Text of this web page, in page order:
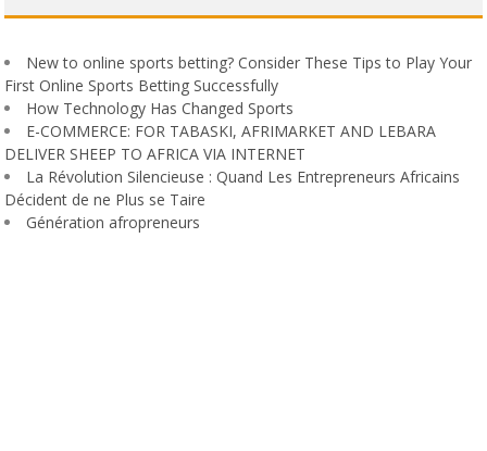
New to online sports betting? Consider These Tips to Play Your
First Online Sports Betting Successfully
How Technology Has Changed Sports
E-COMMERCE: FOR TABASKI, AFRIMARKET AND LEBARA
DELIVER SHEEP TO AFRICA VIA INTERNET
La Révolution Silencieuse : Quand Les Entrepreneurs Africains
Décident de ne Plus se Taire
Génération afropreneurs